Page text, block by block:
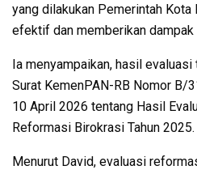
yang dilakukan Pemerintah Kota
efektif dan memberikan dampak
Ia menyampaikan, hasil
Surat KemenPAN-RB Nomor
10 April 2026 tentang Hasil
Reformasi Birokrasi Tahun 2025.
Menurut David, evaluasi